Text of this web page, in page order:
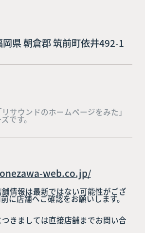
県 朝倉郡 筑前町依井492-1
サウンドのホームページをみた」
です。
web.co.jp/
情報は最新ではない可能性がござ
に店舗へご確認をお願いします。
きましては直接店舗までお問い合